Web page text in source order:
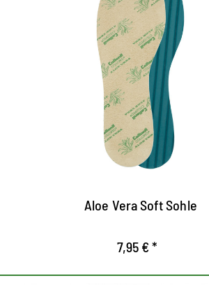
Suela wellness con
Vera.
La suave superficie de microfibra
Vera garantiza una gran comodidad
El extracto de planta retiene la
cuida la piel.
evita deslizamiento y le da un ajuste
Aloe Vera Soft Sohle
7,95 € *